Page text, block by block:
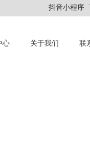
抖音小程序
心 关于我们 联